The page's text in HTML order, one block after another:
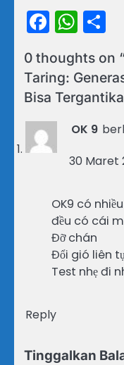
0 thoughts on
Taring:
Bisa
OK 9
30 Maret
OK9 có
đều có cái
Đỡ chán
Đổi gió liên
Test nhẹ đi
Reply
Tinggalkan